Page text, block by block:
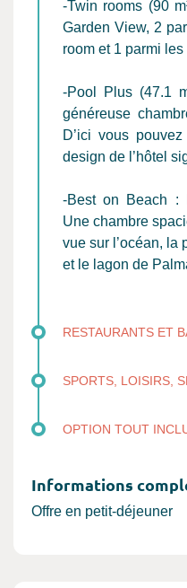
-Twin rooms (90
Garden View, 2
room et 1 parmi
-Pool Plus (47.1
généreuse
D’ici vous
design de l’hôtel
-Best on Beach :
Une chambre
vue sur l’océan, la
et le lagon de
RESTAURANTS ET
SPORTS, LOISIRS,
OPTION TOUT
Informations
Offre en petit-déjeuner